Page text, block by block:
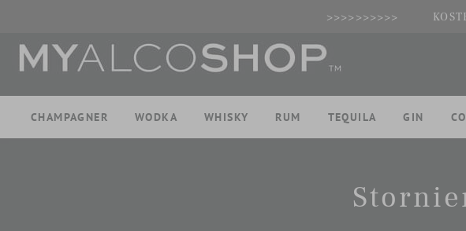
>>>>>>>>>>
CHAMPAGNER WODKA WHISKY RUM TEQUILA GIN